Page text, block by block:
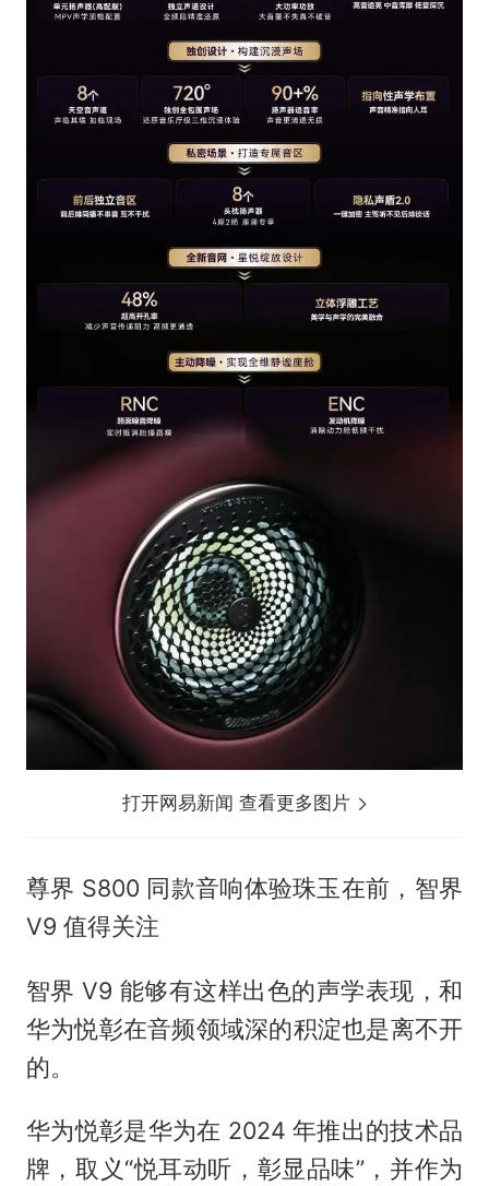
打开网易新闻 查看更多图片
尊界 S800 同款音响体验珠玉在前，智界
V9 值得关注
智界 V9 能够有这样出色的声学表现，和
华为悦彰在音频领域深的积淀也是离不开
的。
华为悦彰是华为在 2024 年推出的技术品
牌，取义“悦耳动听，彰显品味”，并作为